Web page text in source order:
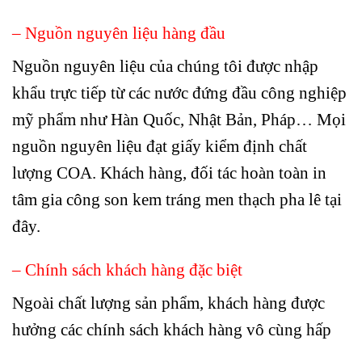
– Nguồn nguyên liệu hàng đầu
Nguồn nguyên liệu của chúng tôi được nhập
khẩu trực tiếp từ các nước đứng đầu công nghiệp
mỹ phẩm như Hàn Quốc, Nhật Bản, Pháp… Mọi
nguồn nguyên liệu đạt giấy kiểm định chất
lượng COA. Khách hàng, đối tác hoàn toàn in
tâm gia công son kem tráng men thạch pha lê tại
đây.
– Chính sách khách hàng đặc biệt
Ngoài chất lượng sản phẩm, khách hàng được
hưởng các chính sách khách hàng vô cùng hấp